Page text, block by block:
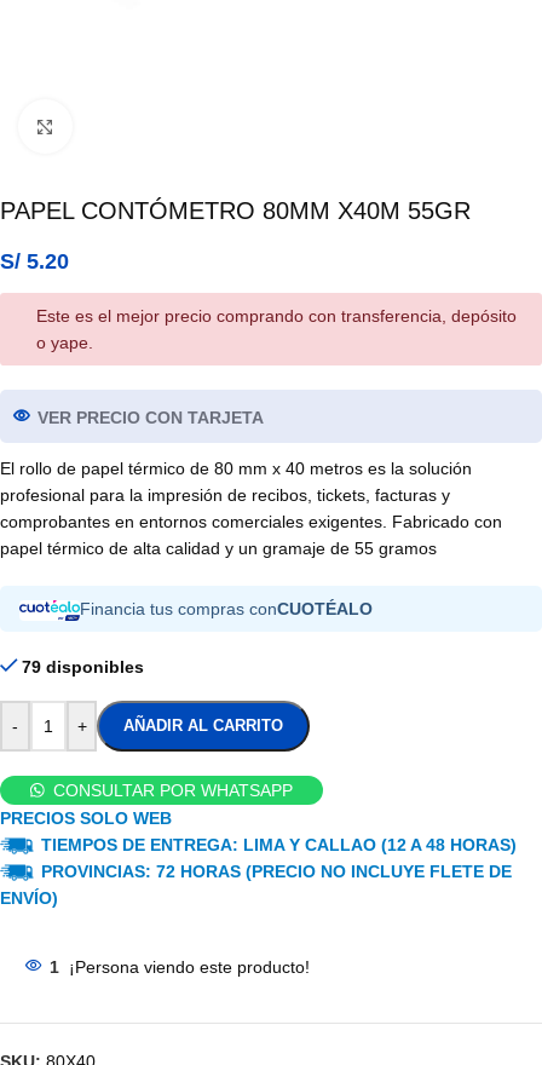
PAPEL CONTÓMETRO 80MM X40M 55GR
S/ 5.20
Este es el mejor precio comprando con transferencia, depósito
o yape.
VER PRECIO CON TARJETA
El rollo de papel térmico de 80 mm x 40 metros es la solución
profesional para la impresión de recibos, tickets, facturas y
comprobantes en entornos comerciales exigentes. Fabricado con
papel térmico de alta calidad y un gramaje de 55 gramos
Financia tus compras conCUOTÉALO
79 disponibles
- + AÑADIR AL CARRITO
CONSULTAR POR WHATSAPP
PRECIOS SOLO WEB
TIEMPOS DE ENTREGA: LIMA Y CALLAO (12 A 48 HORAS)
PROVINCIAS: 72 HORAS (PRECIO NO INCLUYE FLETE DE
ENVÍO)
1 ¡Persona viendo este producto!